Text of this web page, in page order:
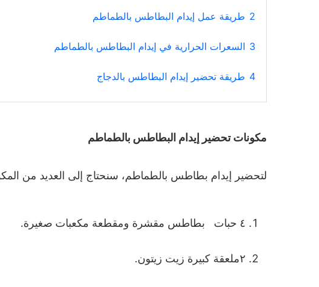
2 طريقة عمل إيدام البطاطس بالطماطم
3 السعرات الحرارية في إيدام البطاطس بالطماطم
4 طريقة تحضير إيدام البطاطس بالدجاج
مكونات تحضير إيدام البطاطس بالطماطم
لتحضير إيدام بطاطس بالطماطم، سنحتاج إلى العديد من
٤ حبات بطاطس مقشرة ومقطعة مكعبات صغيرة.
٢ملعقة كبيرة زيت زيتون.